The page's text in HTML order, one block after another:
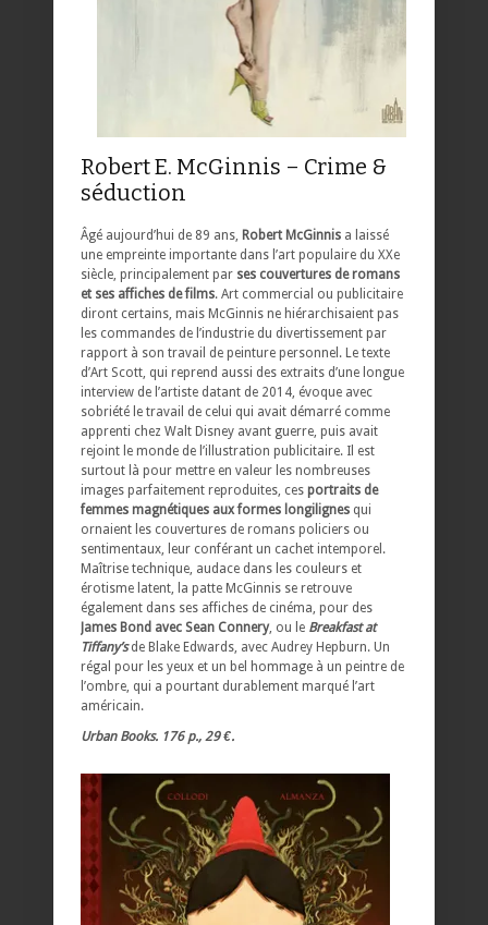
Robert E. McGinnis – Crime &
séduction
Âgé aujourd’hui de 89 ans, Robert McGinnis a laissé
une empreinte importante dans l’art populaire du XXe
siècle, principalement par ses couvertures de romans
et ses affiches de films. Art commercial ou publicitaire
diront certains, mais McGinnis ne hiérarchisaient pas
les commandes de l’industrie du divertissement par
rapport à son travail de peinture personnel. Le texte
d’Art Scott, qui reprend aussi des extraits d’une longue
interview de l’artiste datant de 2014, évoque avec
sobriété le travail de celui qui avait démarré comme
apprenti chez Walt Disney avant guerre, puis avait
rejoint le monde de l’illustration publicitaire. Il est
surtout là pour mettre en valeur les nombreuses
images parfaitement reproduites, ces portraits de
femmes magnétiques aux formes longilignes qui
ornaient les couvertures de romans policiers ou
sentimentaux, leur conférant un cachet intemporel.
Maîtrise technique, audace dans les couleurs et
érotisme latent, la patte McGinnis se retrouve
également dans ses affiches de cinéma, pour des
James Bond avec Sean Connery, ou le Breakfast at
Tiffany’sde Blake Edwards, avec Audrey Hepburn. Un
régal pour les yeux et un bel hommage à un peintre de
l’ombre, qui a pourtant durablement marqué l’art
américain.
Urban Books. 176 p., 29 €.